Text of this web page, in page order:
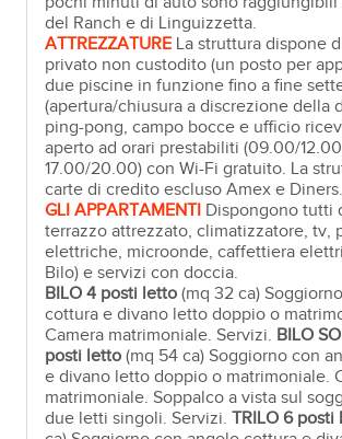
del Ranch e di Linguizzetta.
ATTREZZATURE La struttura dispone
privato non custodito (un posto per
due piscine in funzione fino a fine
(apertura/chiusura a discrezione della
ping-pong, campo bocce e ufficio
aperto ad orari prestabiliti (09.00/
17.00/20.00) con Wi-Fi gratuito. La
carte di credito escluso Amex e Diners.
GLI APPARTAMENTI Dispongono tutti
terrazzo attrezzato, climatizzatore, tv,
elettriche, microonde, caffettiera
Bilo) e servizi con doccia.
BILO 4 posti letto (mq 32 ca)
cottura e divano letto doppio o
Camera matrimoniale. Servizi. BILO
posti letto (mq 54 ca) Soggiorno con
e divano letto doppio o matrimoniale.
matrimoniale. Soppalco a vista sul
due letti singoli. Servizi.TRILO 6 posti